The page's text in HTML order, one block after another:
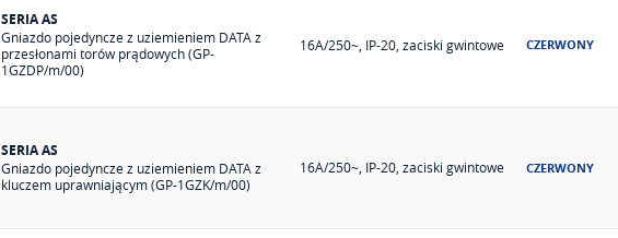
SERIA AS
Gniazdo pojedyncze z uziemieniem DATA z
przesłonami torów prądowych (GP-
1GZDP/m/00)
16A/250~, IP-20, zaciski gwintowe CZERWONY
SERIA AS
Gniazdo pojedyncze z uziemieniem DATA z
kluczem uprawniającym (GP-1GZK/m/00)
16A/250~, IP-20, zaciski gwintowe CZERWONY